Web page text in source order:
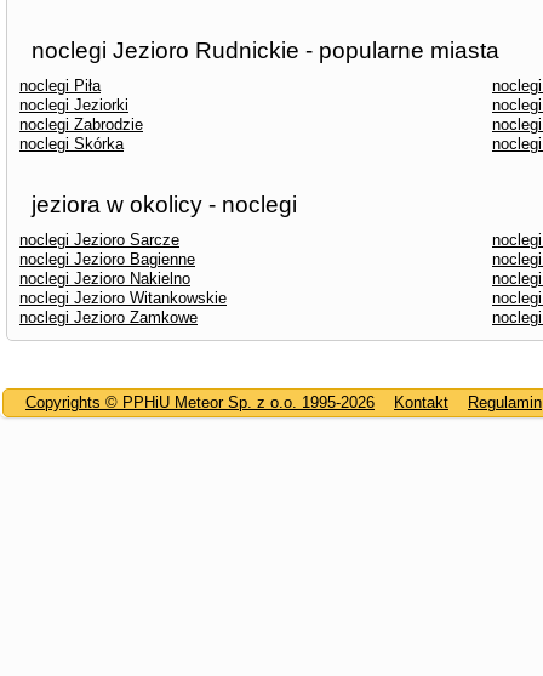
noclegi Jezioro Rudnickie - popularne miasta
noclegi Piła
noclegi Jeziorki
noclegi Zabrodzie
noclegi Skórka
jeziora w okolicy - noclegi
noclegi Jezioro Sarcze
noclegi Jezioro Bagienne
noclegi Jezioro Nakielno
noclegi Jezioro Witankowskie
noclegi Jezioro Zamkowe
Copyrights © PPHiU Meteor Sp. z o.o. 1995-2026 Kontakt Regulamin